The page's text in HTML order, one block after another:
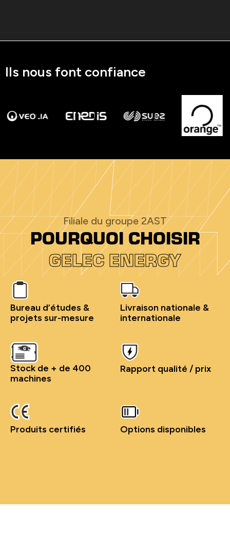
Ils nous font confiance
Filiale du groupe 2AST
POURQUOI CHOISIR
GELEC ENERGY
Bureau d’études &
projets sur-mesure
Livraison nationale &
internationale
Stock de + de 400
machines
Rapport qualité / prix
Produits certifiés Options disponibles